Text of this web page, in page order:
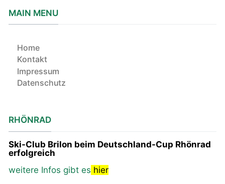
MAIN MENU
Home
Kontakt
Impressum
Datenschutz
RHÖNRAD
Ski-Club Brilon beim Deutschland-Cup Rhönrad
erfolgreich
weitere Infos gibt es hier